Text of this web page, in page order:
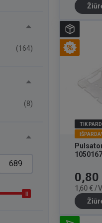
(164)
(8)
TIK
1050167
Kaina
0,80
1,60 € /